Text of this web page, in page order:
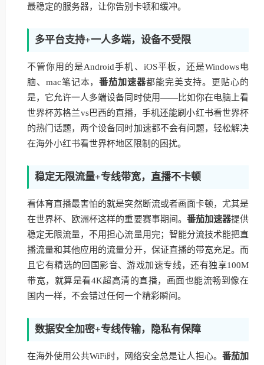
最稳定的服务器，让你告别卡顿和缓冲。
多平台支持+一人多端，设备不受限
不管你用的是Android手机、iOS平板，还是Windows电
脑、mac笔记本，番茄加速器都能完美支持。更贴心的
是，它允许一人多端设备同时使用——比如你在电脑上看
世界杯苏格兰vs巴西的直播，手机还能刷小红书看世界杯
的热门话题，两个设备同时加速都不会有问题，轻松解决
在海外小红书看世界杯地区限制的困扰。
稳定无限流量+专线带宽，直播不卡顿
看体育直播最害怕的就是突然断流或者画面卡顿，尤其是
在世界杯、欧洲杯这样的重要赛事期间。 番茄加速器提供
稳定无限流量，不用担心流量用完；智能分流技术能把直
播流量和其他应用的流量分开，保证直播的带宽充足。而
且它有精选的回国影音、游戏加速专线，还有独享100M
带宽，就算是看4K超高清的直播，画面也能流畅到像在
国内一样，不会错过任何一个精彩瞬间。
数据安全加密+专线传输，隐私有保障
在海外使用公共WiFi时，网络安全总是让人担心。 番茄加